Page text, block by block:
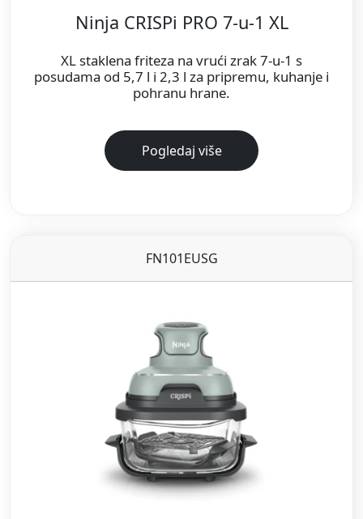
Ninja CRISPi PRO 7-u-1 XL
XL staklena friteza na vrući zrak 7-u-1 s
posudama od 5,7 l i 2,3 l za pripremu, kuhanje i
pohranu hrane.
Pogledaj više
FN101EUSG